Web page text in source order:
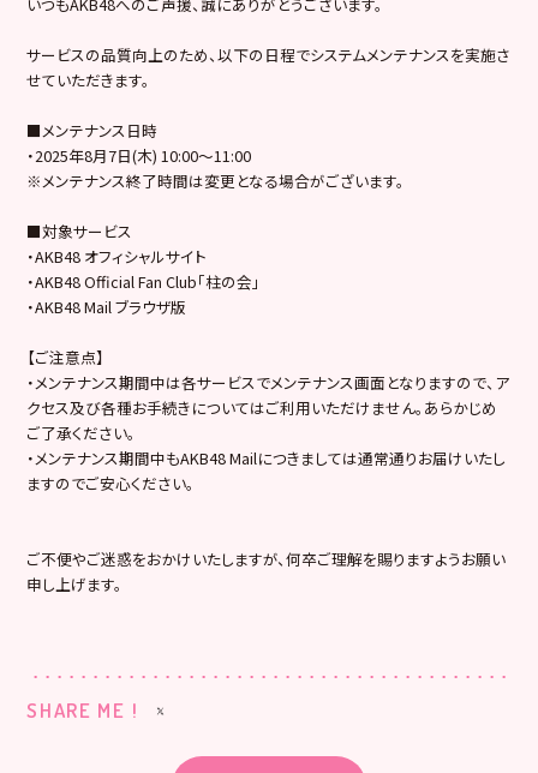
サービスの品質向上のため、以下の日程でシステムメンテナンスを実施さ
せていただきます。
■メンテナンス日時
・2025年8月7日(木) 10:00～11:00
※メンテナンス終了時間は変更となる場合がございます。
■対象サービス
・AKB48 オフィシャルサイト
・AKB48 Official Fan Club「柱の会」
・AKB48 Mail ブラウザ版
【ご注意点】
・メンテナンス期間中は各サービスでメンテナンス画面となりますので、ア
クセス及び各種お手続きについてはご利用いただけません。あらかじめ
ご了承ください。
・メンテナンス期間中もAKB48 Mailにつきましては通常通りお届けいたし
ますのでご安心ください。
ご不便やご迷惑をおかけいたしますが、何卒ご理解を賜りますようお願い
申し上げます。
SHARE ME !